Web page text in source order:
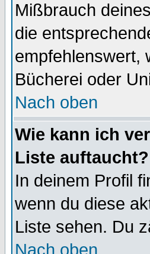
Mißbrauch
die
empfehlenswert,
Bücherei oder
Nach oben
Wie kann ich
Liste auftaucht?
In deinem Profil
wenn du diese
Liste sehen. Du
Nach oben